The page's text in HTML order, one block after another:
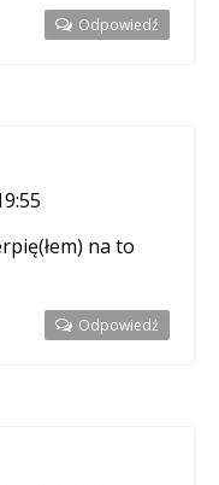
Odpowiedź
na to
Odpowiedź